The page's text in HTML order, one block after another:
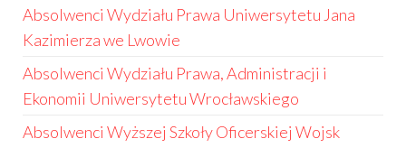
Absolwenci Wydziału Prawa Uniwersytetu Jana
Kazimierza we Lwowie
Absolwenci Wydziału Prawa, Administracji i
Ekonomii Uniwersytetu Wrocławskiego
Absolwenci Wyższej Szkoły Oficerskiej Wojsk